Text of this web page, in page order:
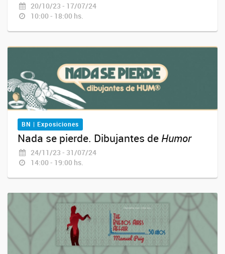
20/10/23 - 17/07/24
10:00 - 18:00 hs.
BN | Exposiciones
Nada se pierde. Dibujantes de Humor
24/11/23 - 31/07/24
14:00 - 19:00 hs.